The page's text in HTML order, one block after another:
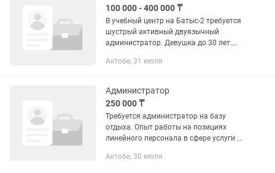
100 000 - 400 000 ₸
В учебный центр на Батыс-2 требуется
шустрый активный двуязычный
администратор. Девушка до 30 лет.
Оклад 150к +бонусы+проценты от
Актобе, 31 июля
Администратор
250 000 ₸
Требуется администратор на базу
отдыха. Опыт работы на позициях
линейного персонала в сфере услуги и
безналичных платежей, работа с
Актобе, 30 июля